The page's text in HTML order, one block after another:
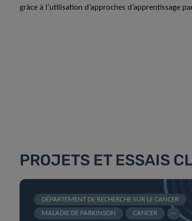
grâce à l’utilisation d’approches d’apprentissage
PROJETS ET ESSAIS
DÉPARTEMENT DE RECHERCHE SUR LE CANCER
MALADIE DE PARKINSON
CANCER ...